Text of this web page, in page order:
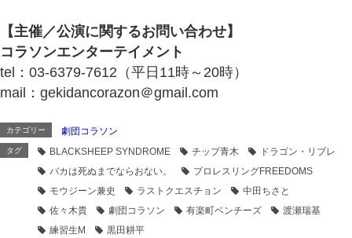
【主催／公演に関するお問い合わせ】
コラソンエンターテイメント
tel：03-6379-7612（平日11時～20時）
mail：gekidancorazon＠gmail.com
カテゴリー 劇団コラソン
タグ BLACKSHEEP SYNDROME チップ青木
ドラゴン・リブレ
バカは死ぬまでならおない。
プロレスリングFREEDOMS
モウジーン兼史
ラストクエスチョン
中田ちさと
佐々木貴
劇団コラソン 有楽町ベンチーズ
渡瀬瑞基
練習生M
黒田耕平